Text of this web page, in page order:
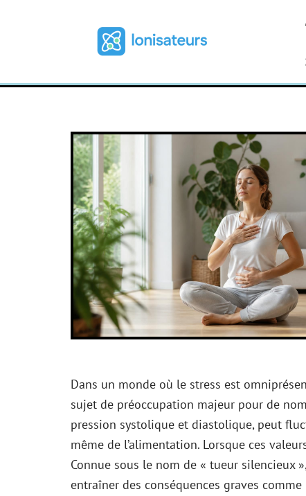
Dans un monde où le stress est
sujet de préoccupation majeur pour de
pression systolique et diastolique, peut
même de l’alimentation. Lorsque ces
Connue sous le nom de « tueur silencieux
entraîner des conséquences graves